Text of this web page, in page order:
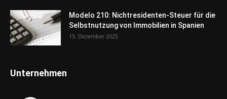
Modelo 210: Nichtresidenten-Steuer für die
Selbstnutzung von Immobilien in Spanien
15. Dezember 2025
Unternehmen